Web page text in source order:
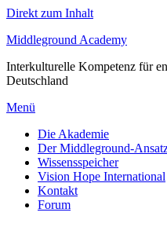
Direkt zum Inhalt
Middleground Academy
Interkulturelle Kompetenz für
Deutschland
Menü
Die Akademie
Der Middleground-
Wissensspeicher
Vision Hope International
Kontakt
Forum